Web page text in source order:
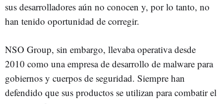
sus desarrolladores aún no conocen y, por lo tanto, no
han tenido oportunidad de corregir.
NSO Group, sin embargo, llevaba operativa desde
2010 como una empresa de desarrollo de malware para
gobiernos y cuerpos de seguridad. Siempre han
defendido que sus productos se utilizan para combatir el